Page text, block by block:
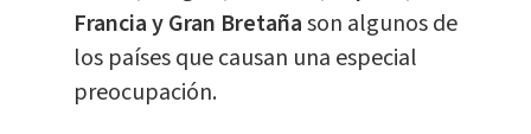
Francia y Gran Bretañason algunos de
los países que causan una especial
preocupación.